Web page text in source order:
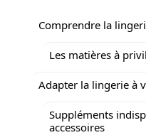
Comprendre la
Les matières à
Adapter la lingerie à
Suppléments
accessoires